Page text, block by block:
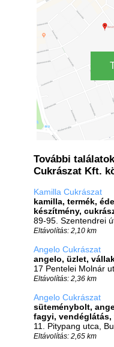
További
Cukrászat Kft.
Kamilla Cukrászat
kamilla, termék,
készítmény,
89-95. Szentendrei
Eltávolítás: 2,10 km
Angelo Cukrászat
angelo, üzlet,
17 Pentelei Molnár
Eltávolítás: 2,36 km
Angelo Cukrászat
süteménybolt,
fagyi,
11. Pitypang utca,
Eltávolítás: 2,65 km